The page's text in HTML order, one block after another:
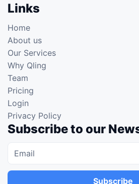
Links
Home
About us
Our Services
Why Qling
Team
Pricing
Login
Privacy Policy
Subscribe to our
Subscribe